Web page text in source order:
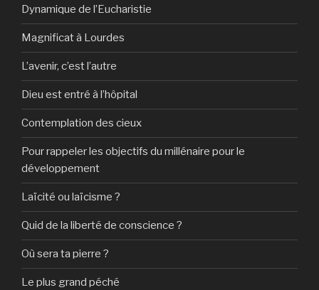
Dynamique de l’Eucharistie
Magnificat à Lourdes
L’avenir, c’est l’autre
Dieu est entré à l’hôpital
Contemplation des cieux
Pour rappeler les objectifs du millénaire pour le
développement
Laïcité ou laïcisme ?
Quid de la liberté de conscience ?
Où sera ta pierre ?
Le plus grand péché